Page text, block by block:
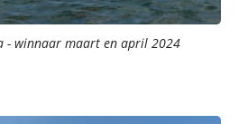
- winnaar maart en april 2024